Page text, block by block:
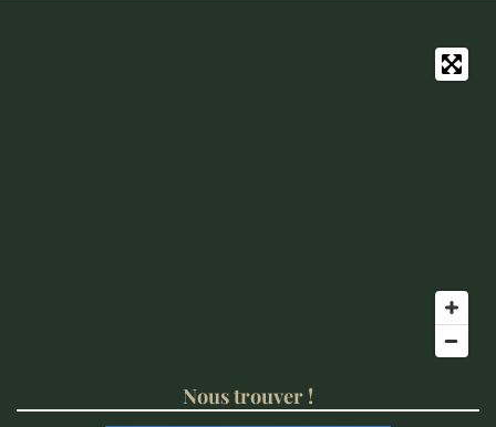
Nous trouver !